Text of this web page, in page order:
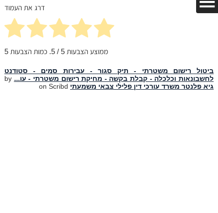
דרג את העמוד
ממוצע הצבעות5 / 5. כמות הצבעות 5
ביטול רישום משטרתי - תיק סגור - עבירות סמים - סטודנט
לחשבונאות וכלכלה - קבלת בקשה - מחיקת רישום משטרתי - עו... by
גיא פלנטר משרד עורכי דין פלילי צבאי משמעתי